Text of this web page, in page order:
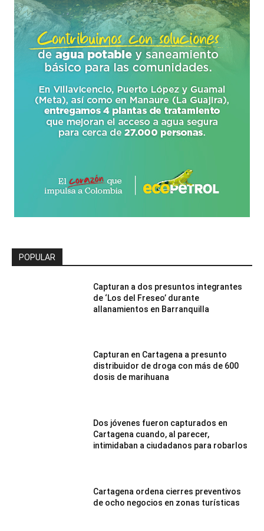
POPULAR
Capturan a dos presuntos integrantes
de ‘Los del Freseo’ durante
allanamientos en Barranquilla
Capturan en Cartagena a presunto
distribuidor de droga con más de 600
dosis de marihuana
Dos jóvenes fueron capturados en
Cartagena cuando, al parecer,
intimidaban a ciudadanos para robarlos
Cartagena ordena cierres preventivos
de ocho negocios en zonas turísticas